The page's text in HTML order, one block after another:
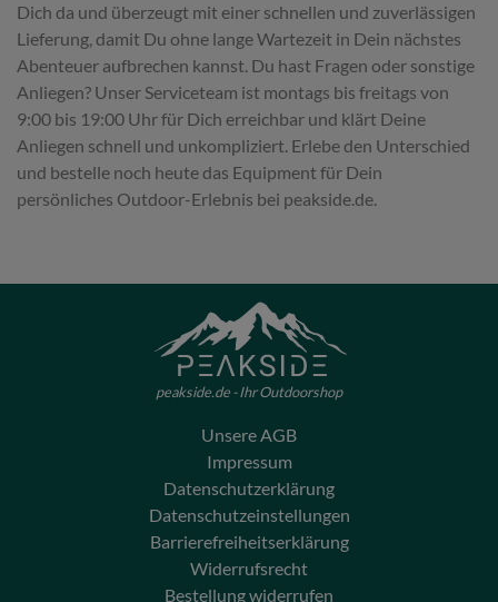
Dich da und überzeugt mit einer schnellen und zuverlässigen
Lieferung, damit Du ohne lange Wartezeit in Dein nächstes
Abenteuer aufbrechen kannst. Du hast Fragen oder sonstige
Anliegen? Unser Serviceteam ist montags bis freitags von
9:00 bis 19:00 Uhr für Dich erreichbar und klärt Deine
Anliegen schnell und unkompliziert. Erlebe den Unterschied
und bestelle noch heute das Equipment für Dein
persönliches Outdoor-Erlebnis bei peakside.de.
peakside.de - Ihr Outdoorshop
Unsere AGB
Impressum
Datenschutzerklärung
Datenschutzeinstellungen
Barrierefreiheitserklärung
Widerrufsrecht
Bestellung widerrufen